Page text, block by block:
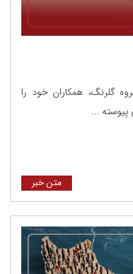
گلرنگ، همکاران خود را
پیوسته ...
متن خبر